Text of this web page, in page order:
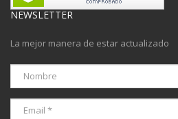
NEWSLETTER
La mejor manera de estar actualizado